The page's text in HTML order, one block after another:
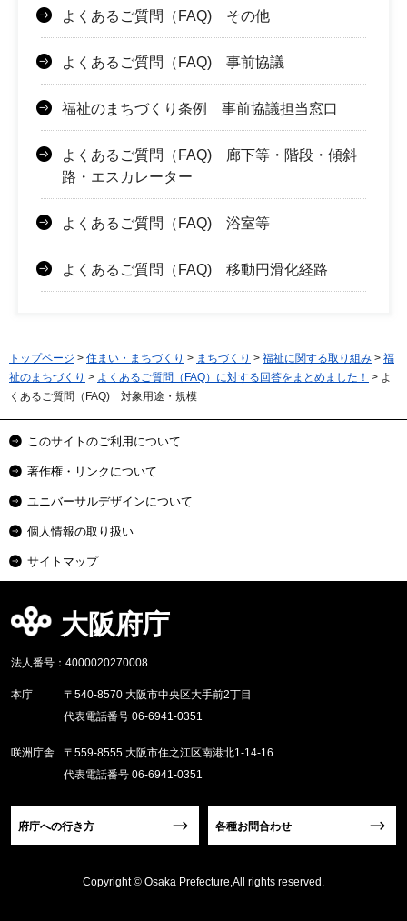
よくあるご質問（FAQ) その他
よくあるご質問（FAQ) 事前協議
福祉のまちづくり条例 事前協議担当窓口
よくあるご質問（FAQ) 廊下等・階段・傾斜
路・エスカレーター
よくあるご質問（FAQ) 浴室等
よくあるご質問（FAQ) 移動円滑化経路
トップページ > 住まい・まちづくり > まちづくり > 福祉に関する取り組み > 福
祉のまちづくり > よくあるご質問（FAQ）に対する回答をまとめました！ > よ
くあるご質問（FAQ) 対象用途・規模
このサイトのご利用について
著作権・リンクについて
ユニバーサルデザインについて
個人情報の取り扱い
サイトマップ
大阪府庁
法人番号：4000020270008
本庁
〒540-8570 大阪市中央区大手前2丁目
代表電話番号 06-6941-0351
咲洲庁舎
〒559-8555 大阪市住之江区南港北1-14-16
代表電話番号 06-6941-0351
府庁への行き方 各種お問合わせ
Copyright © Osaka Prefecture,All rights reserved.